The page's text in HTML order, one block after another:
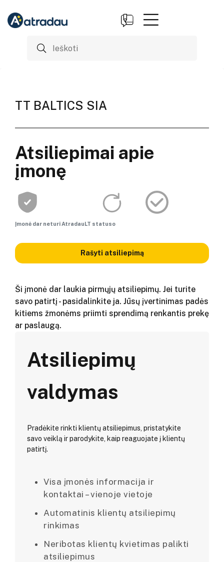
TT BALTICS SIA
Atsiliepimai apie
įmonę
Įmonė dar neturi AtradauLT statuso
Rašyti atsiliepimą
Ši įmonė dar laukia pirmųjų atsiliepimų. Jei turite
savo patirtį - pasidalinkite ja. Jūsų įvertinimas padės
kitiems žmonėms priimti sprendimą renkantis prekę
ar paslaugą.
Atsiliepimų
valdymas
Pradėkite rinkti klientų atsiliepimus, pristatykite
savo veiklą ir parodykite, kaip reaguojate į klientų
patirtį.
Visa įmonės informacija ir
kontaktai – vienoje vietoje
Automatinis klientų atsiliepimų
rinkimas
Neribotas klientų kvietimas palikti
atsiliepimus